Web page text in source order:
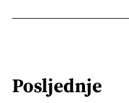
Posljednje